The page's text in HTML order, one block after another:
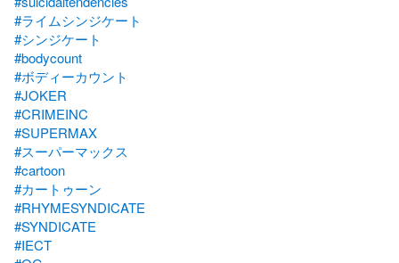
#ライムシンジケート
#シンジケート
#bodycount
#ボディーカウント
#JOKER
#CRIMEINC
#SUPERMAX
#スーパーマックス
#cartoon
#カートゥーン
#RHYMESYNDICATE
#SYNDICATE
#IECT